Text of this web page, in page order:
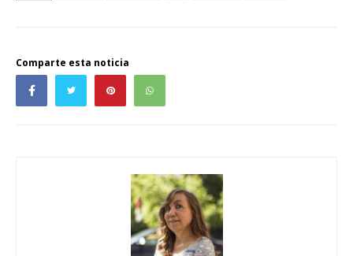
Comparte esta noticia